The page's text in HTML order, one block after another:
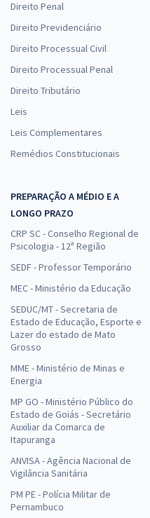
Direito Penal
Direito Previdenciário
Direito Processual Civil
Direito Processual Penal
Direito Tributário
Leis
Leis Complementares
Remédios Constitucionais
PREPARAÇÃO A MÉDIO E A
LONGO PRAZO
CRP SC - Conselho Regional de
Psicologia - 12ª Região
SEDF - Professor Temporário
MEC - Ministério da Educação
SEDUC/MT - Secretaria de
Estado de Educação, Esporte e
Lazer do estado de Mato
Grosso
MME - Ministério de Minas e
Energia
MP GO - Ministério Público do
Estado de Goiás - Secretário
Auxiliar da Comarca de
Itapuranga
ANVISA - Agência Nacional de
Vigilância Sanitária
PM PE - Polícia Militar de
Pernambuco